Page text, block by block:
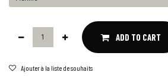
ADD TO CART
Ajouter à la liste de souhaits